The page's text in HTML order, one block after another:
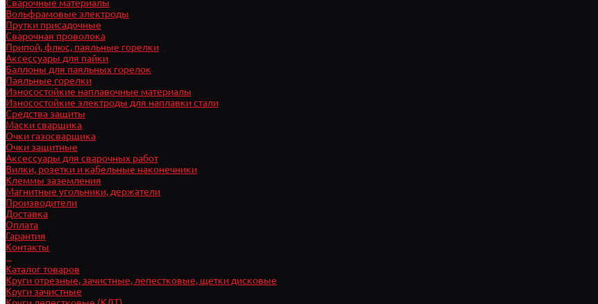
Сварочные материалы
Вольфрамовые электроды
Прутки присадочные
Сварочная проволока
Припой, флюс, паяльные горелки
Аксессуары для пайки
Баллоны для паяльных горелок
Паяльные горелки
Износостойкие наплавочные материалы
Износостойкие электроды для наплавки стали
Средства защиты
Маски сварщика
Очки газосварщика
Очки защитные
Аксессуары для сварочных работ
Вилки, розетки и кабельные наконечники
Клеммы заземления
Магнитные угольники, держатели
Производители
Доставка
Оплата
Гарантия
Контакты
...
Каталог товаров
Круги отрезные, зачистные, лепестковые, щетки дисковые
Круги зачистные